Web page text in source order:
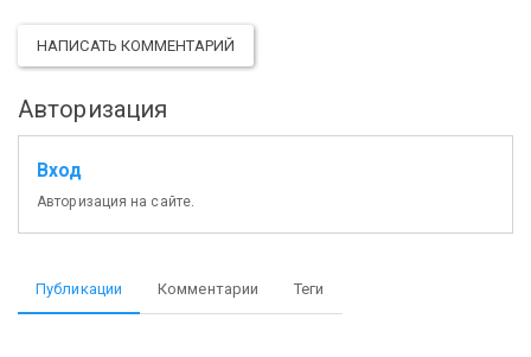
НАПИСАТЬ КОММЕНТАРИЙ
Авторизация
Вход
Авторизация на сайте.
Публикации Комментарии Теги